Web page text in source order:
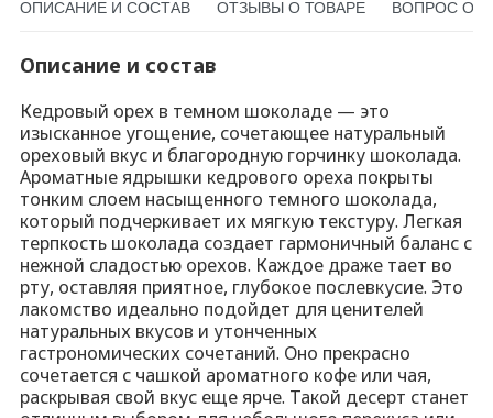
ОПИСАНИЕ И СОСТАВ ОТЗЫВЫ О ТОВАРЕ ВОПРОС О
Описание и состав
Кедровый орех в темном шоколаде — это
изысканное угощение, сочетающее натуральный
ореховый вкус и благородную горчинку шоколада.
Ароматные ядрышки кедрового ореха покрыты
тонким слоем насыщенного темного шоколада,
который подчеркивает их мягкую текстуру. Легкая
терпкость шоколада создает гармоничный баланс с
нежной сладостью орехов. Каждое драже тает во
рту, оставляя приятное, глубокое послевкусие. Это
лакомство идеально подойдет для ценителей
натуральных вкусов и утонченных
гастрономических сочетаний. Оно прекрасно
сочетается с чашкой ароматного кофе или чая,
раскрывая свой вкус еще ярче. Такой десерт станет